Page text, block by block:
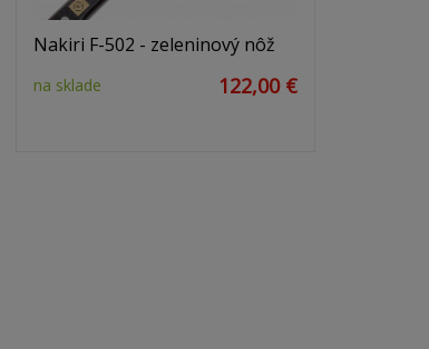
Nakiri F-502 - zeleninový nôž
na sklade 122,00 €